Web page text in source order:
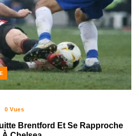
0 Vues
Brentford Et Se Rapproche